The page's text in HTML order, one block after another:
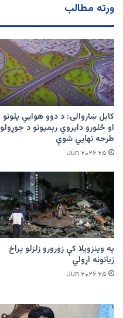
ورته مطالب
کابل ښاروالۍ: د دوو هوايي پلونو
او څلورو دایروي رېمپونو د جوړولو
طرحه نهایي شوې
۲۵ Jun ۲۰۲۶
په وینزویلا کې زورورو زلزلو پراخ
زیانونه اړولي
۲۵ Jun ۲۰۲۶